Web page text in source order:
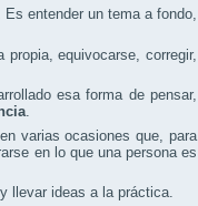
entender un tema a fondo,
equivocarse, corregir,
esa forma de pensar,
.
varias ocasiones que, para
en lo que una persona es
llevar ideas a la práctica.